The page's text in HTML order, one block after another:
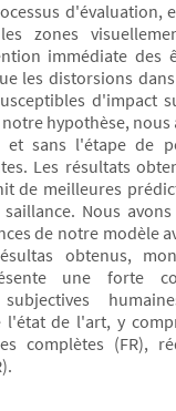
d'évaluation,
zones
immédiate des
les distorsions
d'impact
hypothèse,
et sans l'étape de
Les résultats
de meilleures
Nous
de notre modèle
obtenus,
une forte
l'état de l'art, y
complètes (FR),